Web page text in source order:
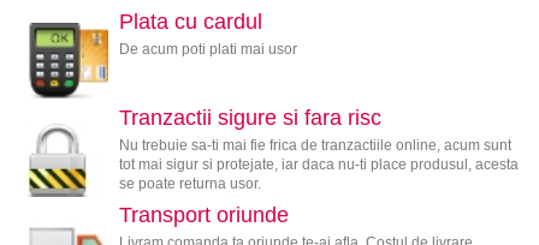
Plata cu cardul
De acum poti plati mai usor
Tranzactii sigure si fara risc
Nu trebuie sa-ti mai fie frica de tranzactiile online, acum sunt
tot mai sigur si protejate, iar daca nu-ti place produsul, acesta
se poate returna usor.
Transport oriunde